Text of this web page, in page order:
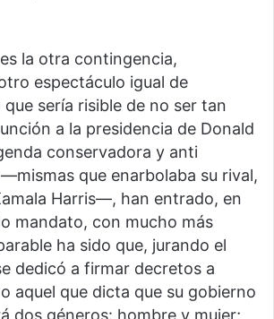
la otra contingencia,
espectáculo igual de
sería risible de no ser tan
a la presidencia de Donald
conservadora y anti
—mismas que enarbolaba su rival,
Harris—, han entrado, en
mandato, con mucho más
ha sido que, jurando el
dedicó a firmar decretos a
aquel que dicta que su gobierno
dos géneros: hombre y mujer;